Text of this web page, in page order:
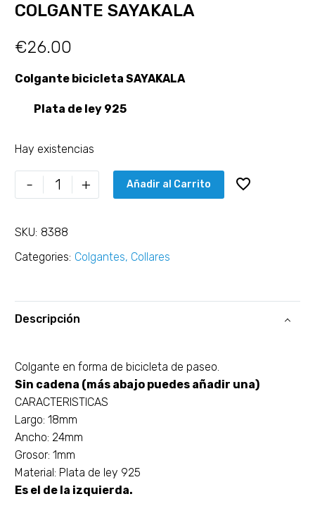
COLGANTE SAYAKALA
€26.00
Colgante bicicleta SAYAKALA
Plata de ley 925
Hay existencias
- + Añadir al Carrito
SKU: 8388
Categories: Colgantes, Collares
Descripción
Colgante en forma de bicicleta de paseo.
Sin cadena (más abajo puedes añadir una)
CARACTERISTICAS
Largo: 18mm
Ancho: 24mm
Grosor: 1mm
Material: Plata de ley 925
Es el de la izquierda.